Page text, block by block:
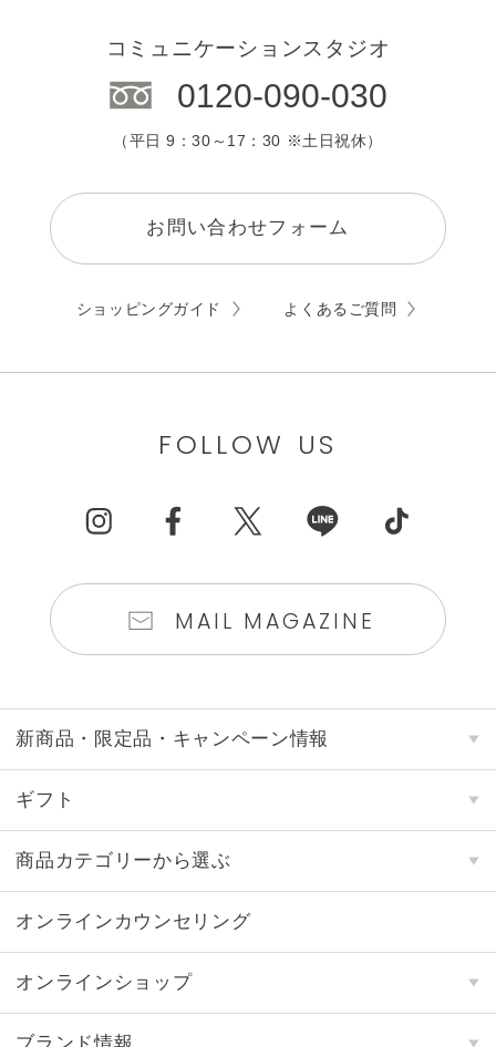
コミュニケーションスタジオ
0120-090-030
（平日 9：30～17：30 ※土日祝休）
お問い合わせフォーム
ショッピングガイド よくあるご質問
FOLLOW US
MAIL MAGAZINE
新商品・限定品・キャンペーン情報
ギフト
商品カテゴリーから選ぶ
オンラインカウンセリング
オンラインショップ
ブランド情報